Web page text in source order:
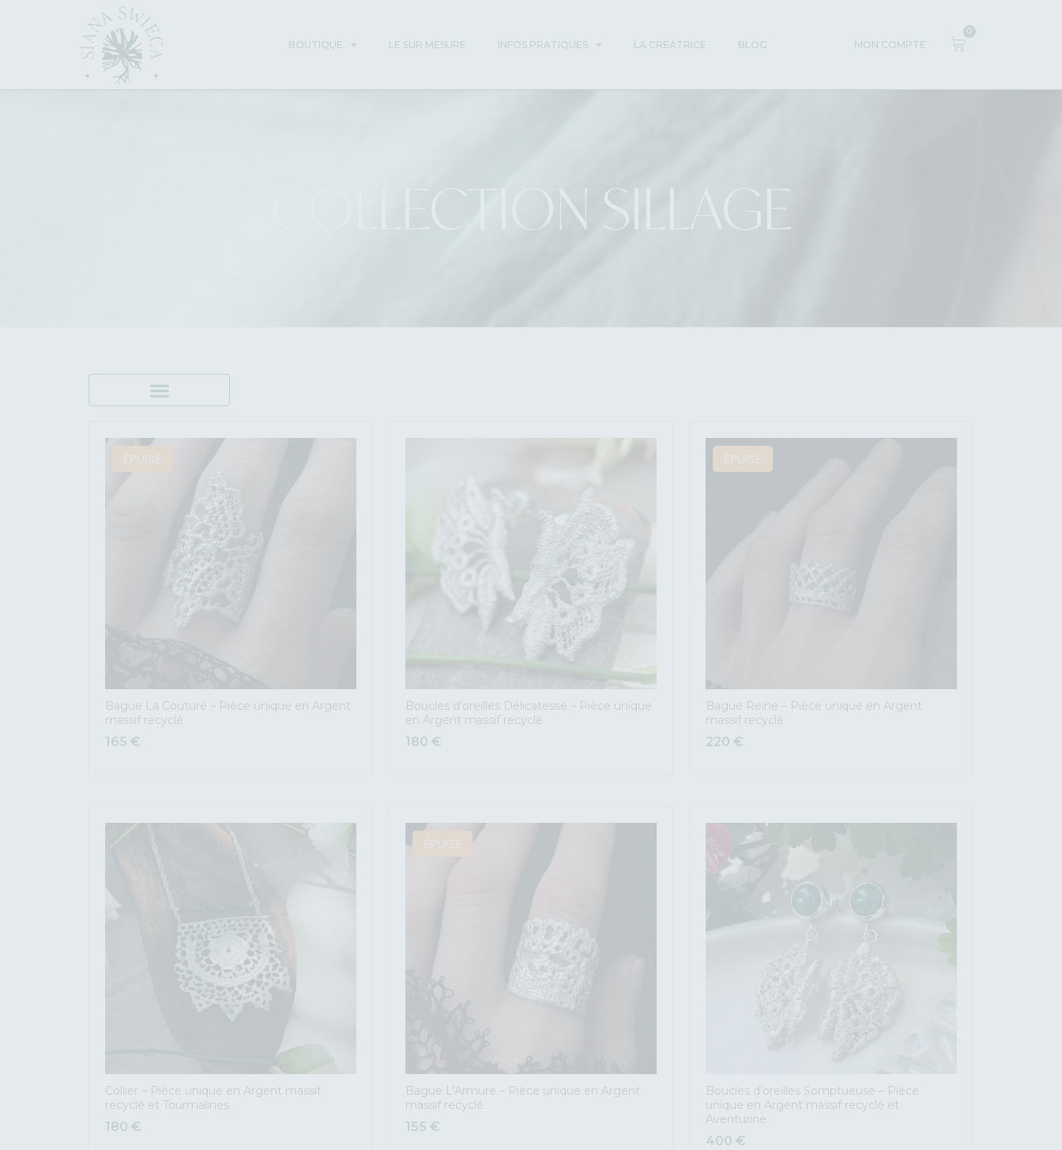
BOUTIQUE LE SUR MESURE INFOS PRATIQUES LA CRÉATRICE BLOG MON COMPTE
0
COLLECTION SILLAGE
Bague La Couture – Pièce unique en Argent
massif recyclé
165 €
ÉPUISÉ
Boucles d’oreilles Délicatesse – Pièce unique
en Argent massif recyclé
180 €
Bague Reine – Pièce unique en Argent
massif recyclé
220 €
ÉPUISÉ
Collier – Pièce unique en Argent massif
recyclé et Tourmalines
180 €
Bague L’Armure – Pièce unique en Argent
massif recyclé
155 €
ÉPUISÉ
Boucles d’oreilles Somptueuse – Pièce
unique en Argent massif recyclé et
Aventurine
400 €